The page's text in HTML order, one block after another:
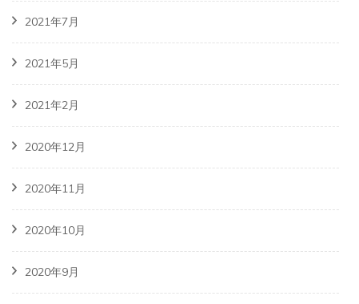
2021年7月
2021年5月
2021年2月
2020年12月
2020年11月
2020年10月
2020年9月